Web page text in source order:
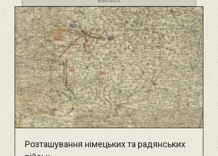
Розташування німецьких та радянських